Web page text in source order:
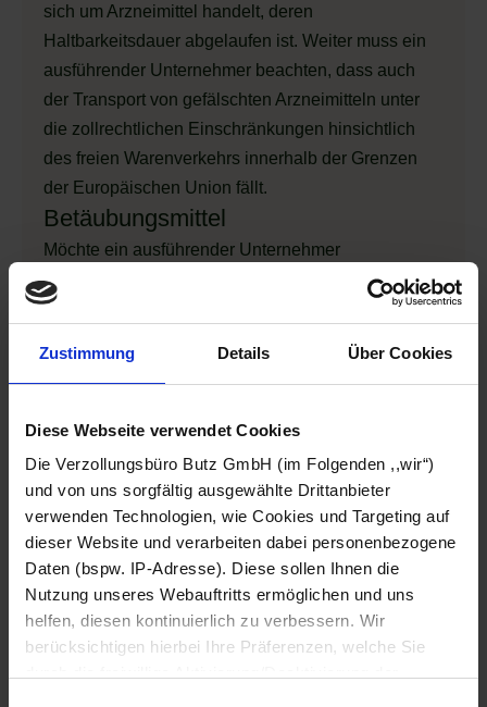
Zustimmung Details Über Cookies
Diese Webseite verwendet Cookies
Die Verzollungsbüro Butz GmbH (im Folgenden ,,wir“)
und von uns sorgfältig ausgewählte Drittanbieter
verwenden Technologien, wie Cookies und Targeting auf
dieser Website und verarbeiten dabei personenbezogene
Daten (bspw. IP-Adresse). Diese sollen Ihnen die
Nutzung unseres Webauftritts ermöglichen und uns
helfen, diesen kontinuierlich zu verbessern. Wir
berücksichtigen hierbei Ihre Präferenzen, welche Sie
sich um Arzneimittel handelt, deren
Haltbarkeitsdauer abgelaufen ist. Weiter muss ein
ausführender Unternehmer beachten, dass auch
der Transport von gefälschten Arzneimitteln unter
die zollrechtlichen Einschränkungen hinsichtlich
des freien Warenverkehrs innerhalb der Grenzen
der Europäischen Union fällt.
Betäubungsmittel
Möchte ein ausführender Unternehmer
Betäubungsmittel in ein anderes EU-Mitgliedsland
verbringen, muss er sich an dieselben Auflagen
Mitgliedsland.
vorliegen. Zudem müssen alle notwendigen
Kennzeichnungspflichten für den Transport der
Betäubungsmittel erfüllt sein. Der ausführende
Unternehmer muss überdies sicherstellen, dass die
transportierten Betäubungsmittel in dem
Bestimmungsland registriert und für den freien
Verkehr zugelassen sind.